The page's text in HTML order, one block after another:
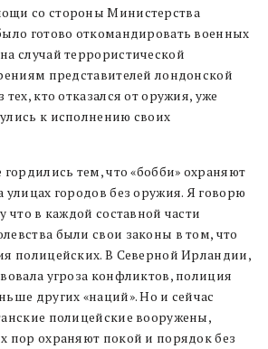
со стороны Министерства
готово откомандировать военных
случай террористической
представителей лондонской
кто отказался от оружия, уже
к исполнению своих
гордились тем, что «бобби» охраняют
городов без оружия. Я говорю
что в каждой составной части
были свои законы в том, что
полицейских. В Северной Ирландии,
угроза конфликтов, полиция
других «наций». Но и сейчас
полицейские вооружены,
пор охраняют покой и порядок без